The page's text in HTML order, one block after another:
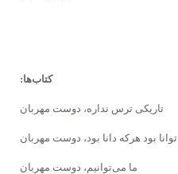
کتاب‌ها:
تاریکی ترس نداره، دوست مهربان
توانا بود هرکه دانا بود، دوست مهربان
ما می‌توانیم، دوست مهربان